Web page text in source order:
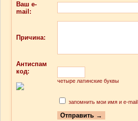
Ваш e-
mail:
Причина:
Антиспам
код:
четыре латинские буквы
запомнить мои имя и e-mail